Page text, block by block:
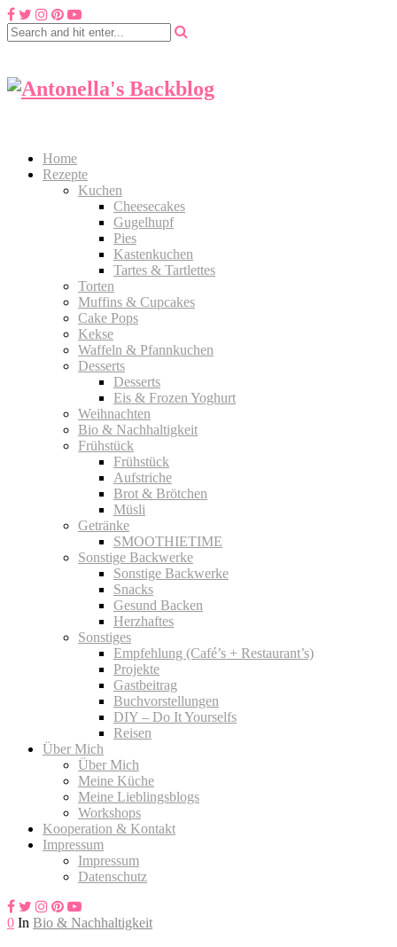
Home
Rezepte
Kuchen
Cheesecakes
Gugelhupf
Pies
Kastenkuchen
Tartes & Tartlettes
Torten
Muffins & Cupcakes
Cake Pops
Kekse
Waffeln & Pfannkuchen
Desserts
Desserts
Eis & Frozen Yoghurt
Weihnachten
Bio & Nachhaltigkeit
Frühstück
Frühstück
Aufstriche
Brot & Brötchen
Müsli
Getränke
SMOOTHIETIME
Sonstige Backwerke
Sonstige Backwerke
Snacks
Gesund Backen
Herzhaftes
Sonstiges
Empfehlung (Café’s + Restaurant’s)
Projekte
Gastbeitrag
Buchvorstellungen
DIY – Do It Yourselfs
Reisen
Über Mich
Über Mich
Meine Küche
Meine Lieblingsblogs
Workshops
Kooperation & Kontakt
Impressum
Impressum
Datenschutz
0 In Bio & Nachhaltigkeit